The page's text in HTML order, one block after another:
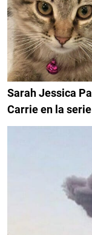
Sarah Jessica
Carrie en la